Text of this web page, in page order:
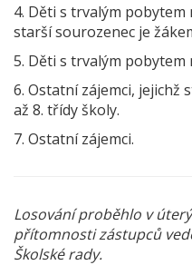
4. Děti s trvalým pobytem
starší sourozenec je
5. Děti s trvalým pobytem
6. Ostatní zájemci, jejichž
až 8. třídy školy.
7. Ostatní zájemci.
Losování proběhlo v
přítomnosti zástupců
Školské rady.